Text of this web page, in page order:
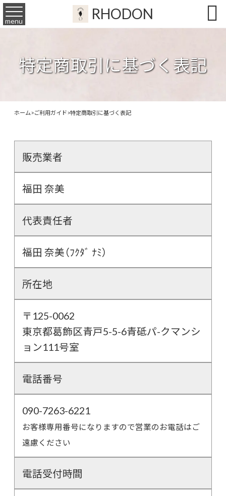
RHODON
menu 
特定商取引に基づく表記
ホーム>ご利用ガイド>特定商取引に基づく表記
販売業者
福田 奈美
代表責任者
福田 奈美（ﾌｸﾀﾞ ﾅﾐ）
所在地
〒125-0062
東京都葛飾区青戸5-5-6青砥パ-クマンシ
ョン111号室
電話番号
090-7263-6221
お客様専用番号になりますので営業のお電話はご
遠慮ください
電話受付時間